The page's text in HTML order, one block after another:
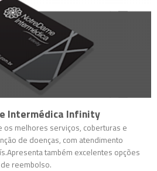
Intermédica Infinity
os melhores serviços, coberturas e
de doenças, com atendimento
também excelentes opções
de reembolso.